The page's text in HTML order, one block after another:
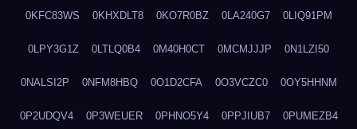
0KFC83WS 0KHXDLT8 0KO7R0BZ 0LA240G7 0LIQ91PM
0LPY3G1Z 0LTLQ0B4 0M40H0CT 0MCMJJJP 0N1LZI50
0NALSI2P 0NFM8HBQ 0O1D2CFA 0O3VCZC0 0OY5HHNM
0P2UDQV4 0P3WEUER 0PHNO5Y4 0PPJIUB7 0PUMEZB4